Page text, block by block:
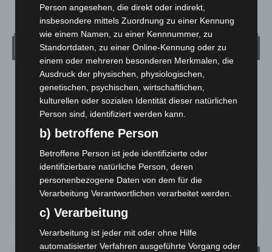
Wetter
LANGENHAGEN
Mäßig Bewölkt
22.9
37% 5.4m/s 29%
DO.
28°
FR.
25°
SA. SO. MO.
Person angesehen, die direkt oder indirekt,
insbesondere mittels Zuordnung zu einer Kennung
wie einem Namen, zu einer Kennnummer, zu
Standortdaten, zu einer Online-Kennung oder zu
einem oder mehreren besonderen Merkmalen, die
Ausdruck der physischen, physiologischen,
genetischen, psychischen, wirtschaftlichen,
kulturellen oder sozialen Identität dieser natürlichen
Person sind, identifiziert werden kann.
b) betroffene Person
Betroffene Person ist jede identifizierte oder
identifizierbare natürliche Person, deren
personenbezogene Daten von dem für die
Verarbeitung Verantwortlichen verarbeitet werden.
c) Verarbeitung
Verarbeitung ist jeder mit oder ohne Hilfe
automatisierter Verfahren ausgeführte Vorgang oder